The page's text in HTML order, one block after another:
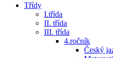
Třídy
I.třída
II. třída
III. třída
4.ročník
Český